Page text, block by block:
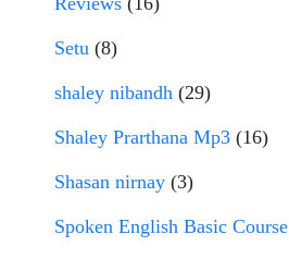
Setu (8)
shaley nibandh (29)
Shaley Prarthana Mp3 (16)
Shasan nirnay (3)
Spoken English Basic Course